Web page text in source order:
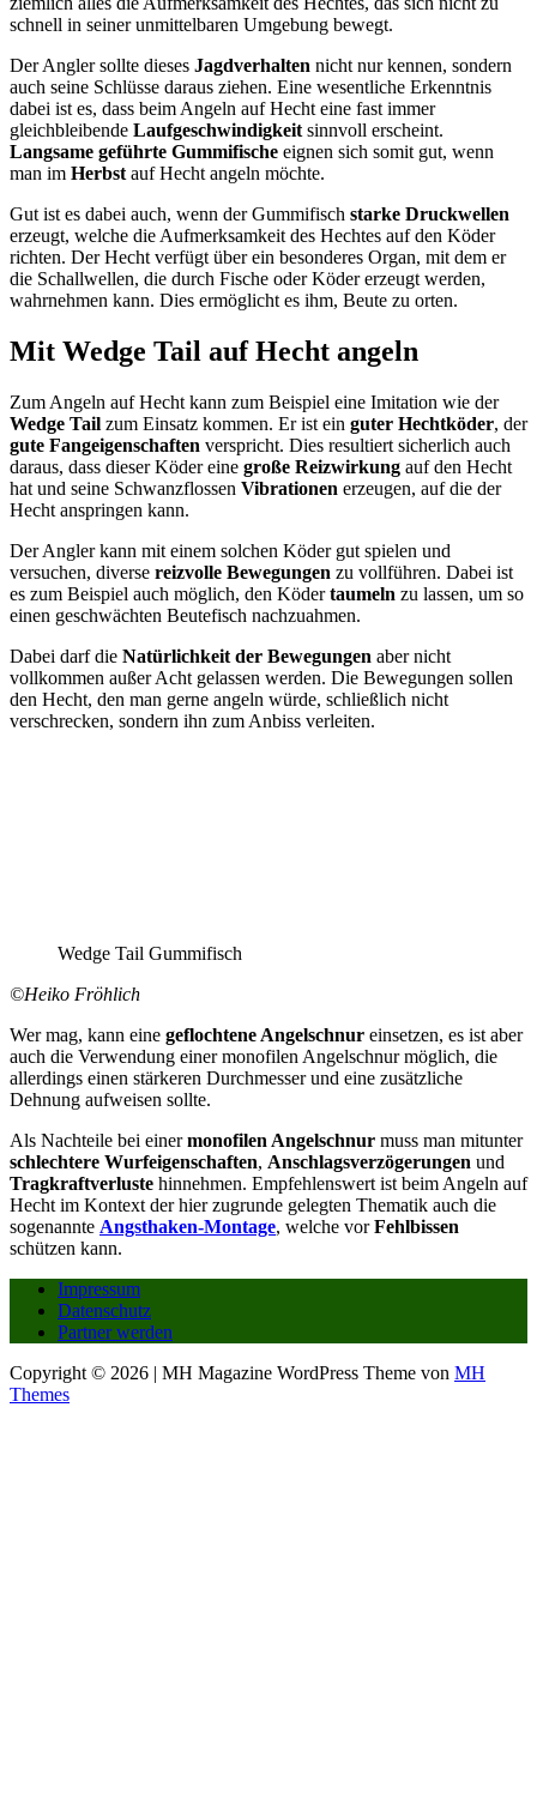
schnell in seiner unmittelbaren Umgebung bewegt.
Der Angler sollte dieses Jagdverhalten nicht nur kennen, sondern
auch seine Schlüsse daraus ziehen. Eine wesentliche Erkenntnis
dabei ist es, dass beim Angeln auf Hecht eine fast immer
gleichbleibende Laufgeschwindigkeit sinnvoll erscheint.
Langsame geführte Gummifische eignen sich somit gut, wenn
man im Herbst auf Hecht angeln möchte.
Gut ist es dabei auch, wenn der Gummifisch starke Druckwellen
erzeugt, welche die Aufmerksamkeit des Hechtes auf den Köder
richten. Der Hecht verfügt über ein besonderes Organ, mit dem er
die Schallwellen, die durch Fische oder Köder erzeugt werden,
wahrnehmen kann. Dies ermöglicht es ihm, Beute zu orten.
Mit Wedge Tail auf Hecht angeln
Zum Angeln auf Hecht kann zum Beispiel eine Imitation wie der
Wedge Tail zum Einsatz kommen. Er ist ein guter Hechtköder, der
gute Fangeigenschaften verspricht. Dies resultiert sicherlich auch
daraus, dass dieser Köder eine große Reizwirkung auf den Hecht
hat und seine Schwanzflossen Vibrationen erzeugen, auf die der
Hecht anspringen kann.
Der Angler kann mit einem solchen Köder gut spielen und
versuchen, diverse reizvolle Bewegungen zu vollführen. Dabei ist
es zum Beispiel auch möglich, den Ködertaumeln zu lassen, um so
einen geschwächten Beutefisch nachzuahmen.
Dabei darf die Natürlichkeit der Bewegungen aber nicht
vollkommen außer Acht gelassen werden. Die Bewegungen sollen
den Hecht, den man gerne angeln würde, schließlich nicht
verschrecken, sondern ihn zum Anbiss verleiten.
Wedge Tail Gummifisch
©Heiko Fröhlich
Wer mag, kann eine geflochtene Angelschnur einsetzen, es ist aber
auch die Verwendung einer monofilen Angelschnur möglich, die
allerdings einen stärkeren Durchmesser und eine zusätzliche
Dehnung aufweisen sollte.
Als Nachteile bei einermonofilen Angelschnur muss man mitunter
schlechtere Wurfeigenschaften, Anschlagsverzögerungen und
Tragkraftverluste hinnehmen. Empfehlenswert ist beim Angeln auf
Hecht im Kontext der hier zugrunde gelegten Thematik auch die
sogenannte Angsthaken-Montage, welche vorFehlbissen
schützen kann.
Impressum
Datenschutz
Partner werden
Copyright © 2026 | MH Magazine WordPress Theme von MH
Themes